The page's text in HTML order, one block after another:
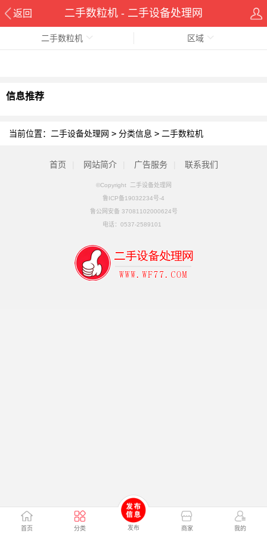
返回 二手数粒机 - 二手设备处理网
首页 分类 发布 商家 我的
二手数粒机 区域
信息推荐
当前位置： 二手设备处理网 > 分类信息 > 二手数粒机
首页 网站简介 广告服务 联系我们
©Copyright 二手设备处理网
鲁ICP备19032234号-4
鲁公网安备 37081102000624号
电话： 0537-2589101